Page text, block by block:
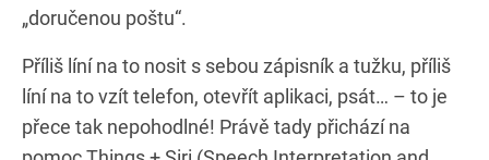
„doručenou poštu“.
Příliš líní na to nosit s sebou zápisník a tužku, příliš
líní na to vzít telefon, otevřít aplikaci, psát… – to je
přece tak nepohodlné! Právě tady přichází na